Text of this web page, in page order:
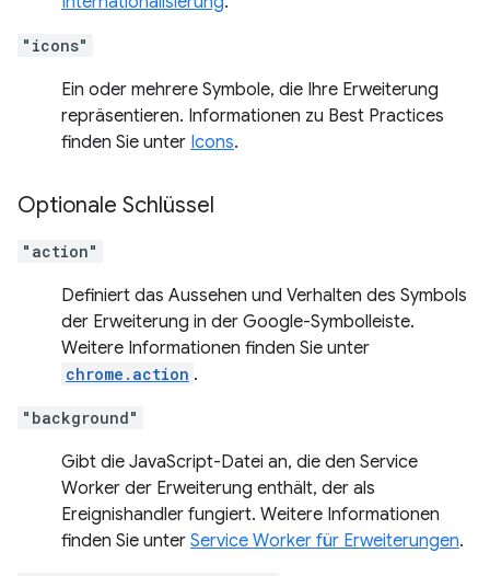
"icons"
Ein oder mehrere Symbole, die Ihre Erweiterung
repräsentieren. Informationen zu Best Practices
finden Sie unter Icons.
Optionale Schlüssel
"action"
Definiert das Aussehen und Verhalten des Symbols
der Erweiterung in der Google-Symbolleiste.
Weitere Informationen finden Sie unter
chrome.action .
"background"
Gibt die JavaScript-Datei an, die den Service
Worker der Erweiterung enthält, der als
Ereignishandler fungiert. Weitere Informationen
finden Sie unter Service Worker für Erweiterungen.